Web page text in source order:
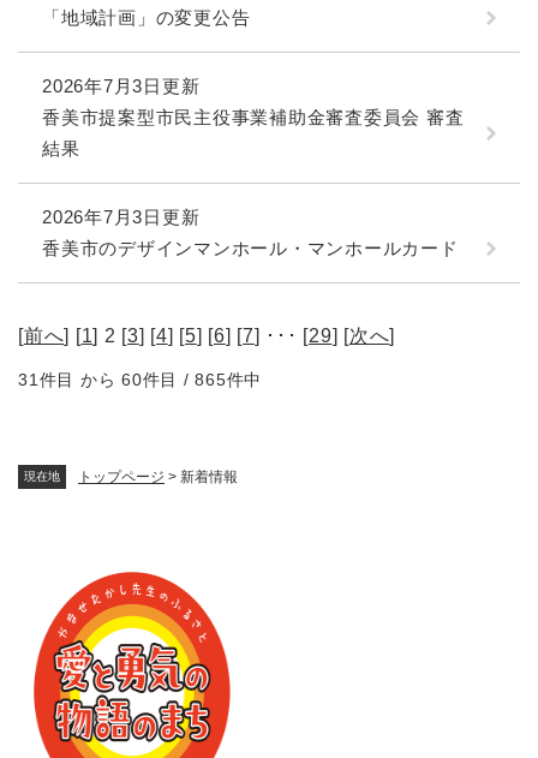
現在地 トップページ > 新着情報
「地域計画」の変更公告
2026年7月3日更新
香美市提案型市民主役事業補助金審査委員会 審査
結果
2026年7月3日更新
香美市のデザインマンホール・マンホールカード
[前へ] [1] 2 [3] [4] [5] [6] [7] ･･･ [29] [次へ]
31件目 から 60件目 / 865件中